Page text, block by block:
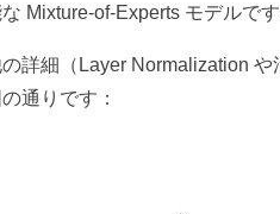
Mixture-of-Experts モデルです
詳細（Layer Normalization
通りです：